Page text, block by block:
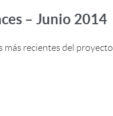
– Junio 2014
más recientes del proyecto